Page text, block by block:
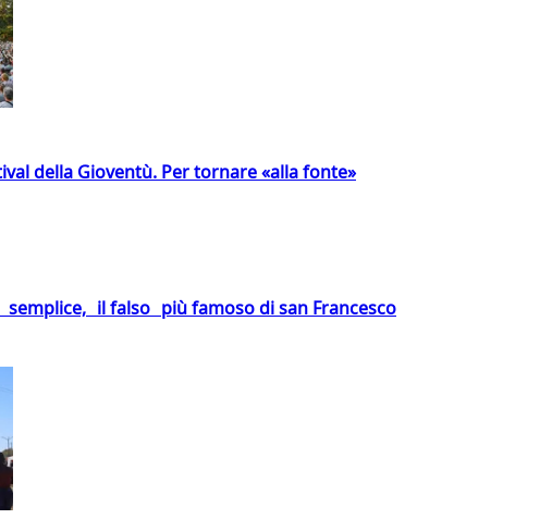
della Gioventù. Per tornare «alla fonte»
semplice, il falso più famoso di san Francesco